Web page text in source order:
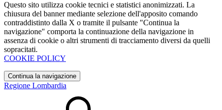
Questo sito utilizza cookie tecnici e statistici anonimizzati. La
chiusura del banner mediante selezione dell'apposito comando
contraddistinto dalla X o tramite il pulsante "Continua la
navigazione" comporta la continuazione della navigazione in
assenza di cookie o altri strumenti di tracciamento diversi da quelli
sopracitati.
COOKIE POLICY
Continua la navigazione
Regione Lombardia